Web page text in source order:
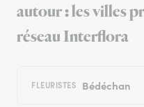
autour : les villes
réseau Interflora
FLEURISTES Bédéchan